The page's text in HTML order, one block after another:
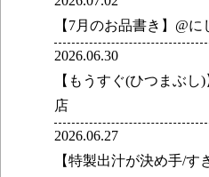
【7月のお品書き】@
2026.06.30
【もうすぐ(ひつまぶ
店
2026.06.27
【特製出汁が決め手/